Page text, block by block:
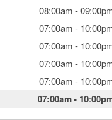
08:00am -
07:00am -
07:00am -
07:00am -
07:00am -
07:00am-